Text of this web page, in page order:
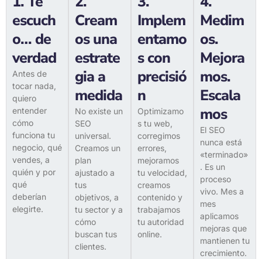
LEARN
MORE
conviert
SABER
Google.
SABER
MÁS
escuch
o… de
verdad
Antes de
tocar nada,
quiero
entender
cómo
funciona tu
negocio, qué
vendes, a
quién y por
qué
deberían
elegirte.
Cream
os una
estrate
gia a
medida
No existe un
SEO
universal.
Creamos un
plan
ajustado a
tus
objetivos, a
tu sector y a
cómo
buscan tus
clientes.
Implem
entamo
s con
precisió
n
Optimizamo
s tu web,
corregimos
errores,
mejoramos
tu velocidad,
creamos
contenido y
trabajamos
tu autoridad
online.
Medim
os.
Mejora
mos.
Escala
mos
El SEO
nunca está
«terminado»
. Es un
proceso
vivo. Mes a
mes
aplicamos
mejoras que
mantienen tu
crecimiento.